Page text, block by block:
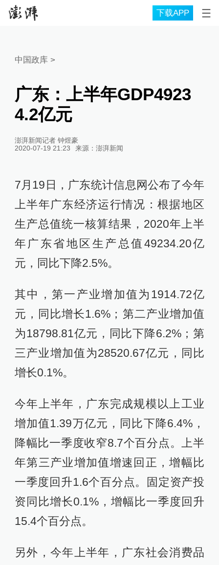
下载APP
中国政库 >
广东：上半年GDP4923
4.2亿元
澎湃新闻记者 钟煜豪
2020-07-19 21:23
来源： 澎湃新闻
7月19日，广东统计信息网公布了今年
上半年广东经济运行情况：根据地区
生产总值统一核算结果，2020年上半
年广东省地区生产总值49234.20亿
元，同比下降2.5%。
其中，第一产业增加值为1914.72亿
元，同比增长1.6%；第二产业增加值
为18798.81亿元，同比下降6.2%；第
三产业增加值为28520.67亿元，同比
增长0.1%。
今年上半年，广东完成规模以上工业
增加值1.39万亿元，同比下降6.4%，
降幅比一季度收窄8.7个百分点。上半
年第三产业增加值增速回正，增幅比
一季度回升1.6个百分点。固定资产投
资同比增长0.1%，增幅比一季度回升
15.4个百分点。
另外，今年上半年，广东社会消费品